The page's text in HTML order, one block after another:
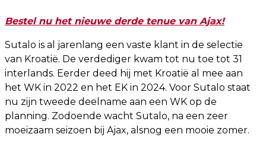
Bestel nu het nieuwe derde tenue van Ajax!
Sutalo is al jarenlang een vaste klant in de selectie
van Kroatië. De verdediger kwam tot nu toe tot 31
interlands. Eerder deed hij met Kroatië al mee aan
het WK in 2022 en het EK in 2024. Voor Sutalo staat
nu zijn tweede deelname aan een WK op de
planning. Zodoende wacht Sutalo, na een zeer
moeizaam seizoen bij Ajax, alsnog een mooie zomer.